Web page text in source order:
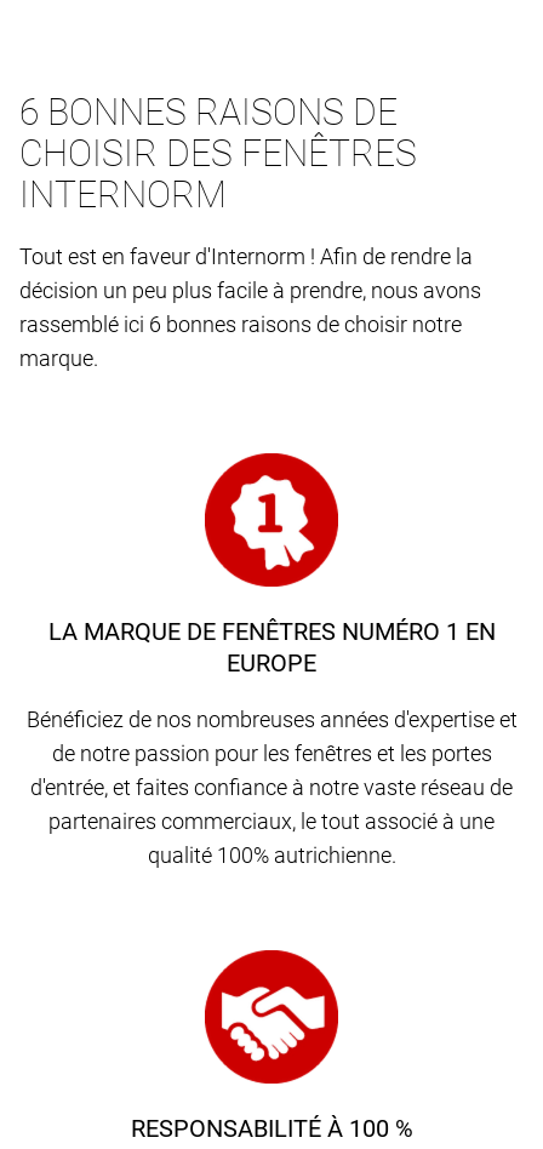
6 BONNES RAISONS DE
CHOISIR DES FENÊTRES
INTERNORM
Tout est en faveur d'Internorm ! Afin de rendre la
décision un peu plus facile à prendre, nous avons
rassemblé ici 6 bonnes raisons de choisir notre
marque.
LA MARQUE DE FENÊTRES NUMÉRO 1 EN
EUROPE
Bénéficiez de nos nombreuses années d'expertise et
de notre passion pour les fenêtres et les portes
d'entrée, et faites confiance à notre vaste réseau de
partenaires commerciaux, le tout associé à une
qualité 100% autrichienne.
RESPONSABILITÉ À 100 %